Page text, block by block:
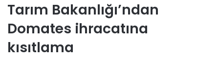
Tarım Bakanlığı’ndan
Domates ihracatına
kısıtlama